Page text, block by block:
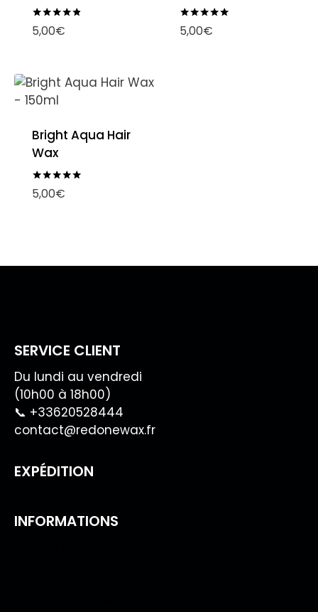
Note
4.75
5,00€
Note
5.00
5,00€
Bright Aqua Hair
Wax
Note
5.00
5,00€
SERVICE CLIENT
Du lundi au vendredi
(10h00 à 18h00)
📞 +33620528444
contact@redonewax.fr
EXPÉDITION
INFORMATIONS